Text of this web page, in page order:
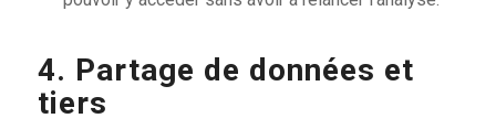
4. Partage de données et
tiers